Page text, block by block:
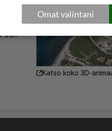
ja
sen
Katso koko 3D-
Omat valintani